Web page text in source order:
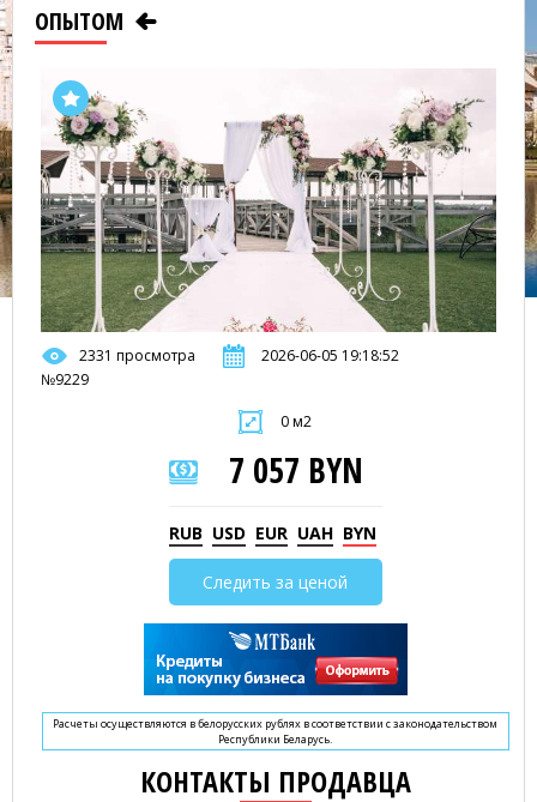
ОПЫТОМ
2331 просмотра
2026-06-05 19:18:52
№9229
0 м2
7 057 BYN
RUB USD EUR UAH BYN
Следить за ценой
Расчеты осуществляются в белорусских рублях в соответствии с законодательством
Республики Беларусь.
КОНТАКТЫ ПРОДАВЦА